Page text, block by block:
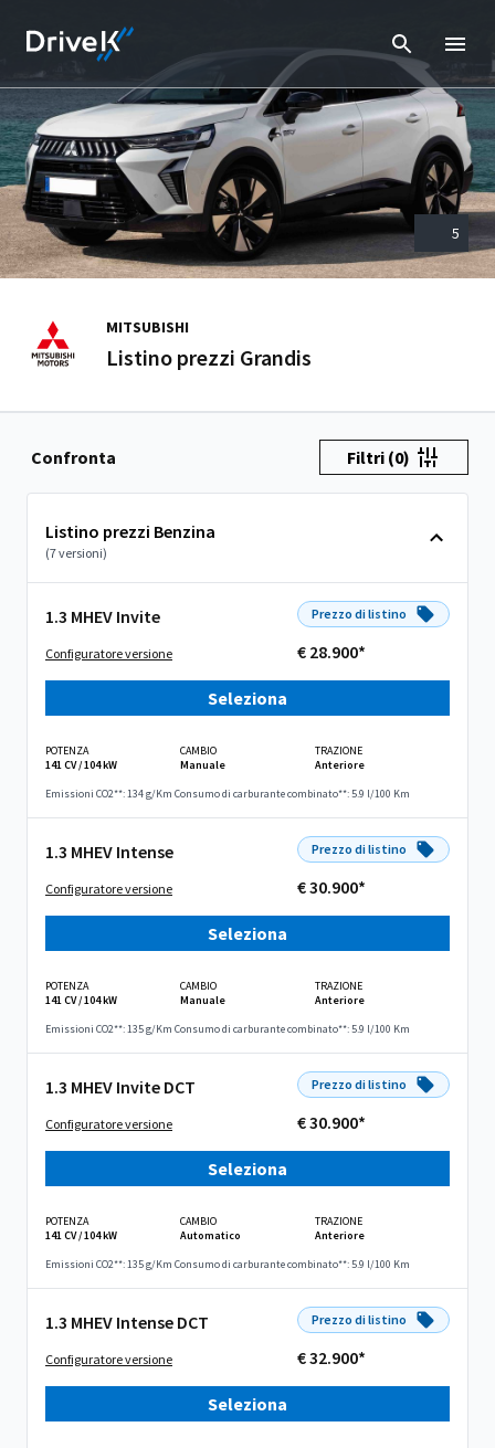
5
MITSUBISHI
Listino prezzi Grandis
Confronta Filtri (0)
Listino prezzi Benzina
(7 versioni)
1.3 MHEV Invite
Configuratore versione
Prezzo di listino
€ 28.900*
Seleziona
POTENZA
141 CV / 104 kW
CAMBIO
Manuale
TRAZIONE
Anteriore
Emissioni CO2**: 134 g/Km Consumo di carburante combinato**: 5.9 l/100 Km
1.3 MHEV Intense
Configuratore versione
Prezzo di listino
€ 30.900*
Seleziona
POTENZA
141 CV / 104 kW
CAMBIO
Manuale
TRAZIONE
Anteriore
Emissioni CO2**: 135 g/Km Consumo di carburante combinato**: 5.9 l/100 Km
1.3 MHEV Invite DCT
Configuratore versione
Prezzo di listino
€ 30.900*
Seleziona
POTENZA
141 CV / 104 kW
CAMBIO
Automatico
TRAZIONE
Anteriore
Emissioni CO2**: 135 g/Km Consumo di carburante combinato**: 5.9 l/100 Km
1.3 MHEV Intense DCT
Configuratore versione
Prezzo di listino
€ 32.900*
Seleziona